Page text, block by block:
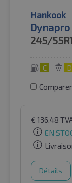
Hankook
Dynapro
245/
C D
€ 136.48
EN
Détails